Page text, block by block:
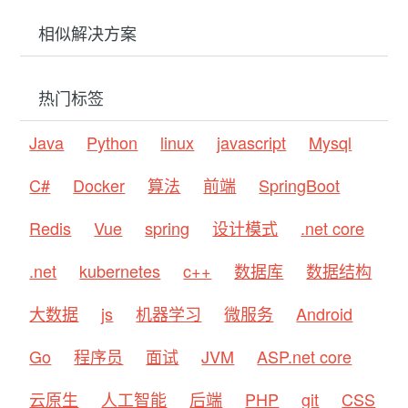
相似解决方案
热门标签
Java
Python linux javascript
Mysql
C#
Docker 算法 前端
SpringBoot
Redis
Vue spring 设计模式
.net core
.net
kubernetes c++ 数据库
数据结构
大数据
js 机器学习 微服务
Android
Go
程序员 面试 JVM
ASP.net core
云原生
人工智能 后端 PHP git CSS